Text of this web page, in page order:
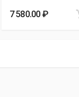
7 580.00 ₽